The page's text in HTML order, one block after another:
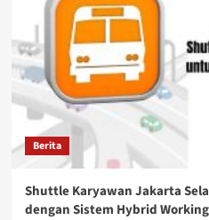
Berita
Shuttle Karyawan Jakarta
dengan Sistem Hybrid Working